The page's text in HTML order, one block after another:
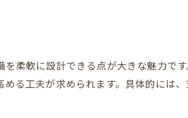
柔軟に設計できる点が大きな魅力で
る工夫が求められます。具体的には